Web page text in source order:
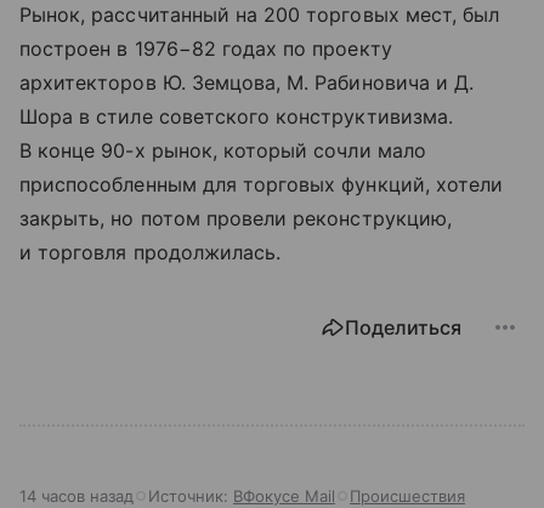
Рынок, рассчитанный на 200 торговых мест, был
построен в 1976−82 годах по проекту
архитекторов Ю. Земцова, М. Рабиновича и Д.
Шора в стиле советского конструктивизма.
В конце 90-х рынок, который сочли мало
приспособленным для торговых функций, хотели
закрыть, но потом провели реконструкцию,
и торговля продолжилась.
Поделиться
14 часов назад Источник: ВФокусе Mail Происшествия